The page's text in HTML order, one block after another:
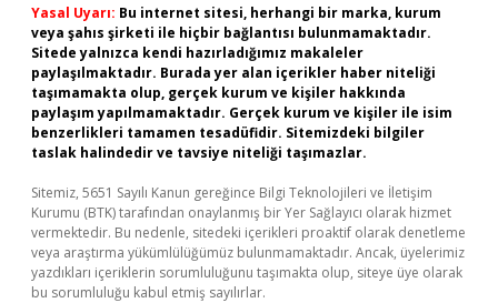
Yasal Uyarı: Bu internet sitesi, herhangi bir marka, kurum
veya şahıs şirketi ile hiçbir bağlantısı bulunmamaktadır.
Sitede yalnızca kendi hazırladığımız makaleler
paylaşılmaktadır. Burada yer alan içerikler haber niteliği
taşımamakta olup, gerçek kurum ve kişiler hakkında
paylaşım yapılmamaktadır. Gerçek kurum ve kişiler ile isim
benzerlikleri tamamen tesadüfidir. Sitemizdeki bilgiler
taslak halindedir ve tavsiye niteliği taşımazlar.
Sitemiz, 5651 Sayılı Kanun gereğince Bilgi Teknolojileri ve İletişim
Kurumu (BTK) tarafından onaylanmış bir Yer Sağlayıcı olarak hizmet
vermektedir. Bu nedenle, sitedeki içerikleri proaktif olarak denetleme
veya araştırma yükümlülüğümüz bulunmamaktadır. Ancak, üyelerimiz
yazdıkları içeriklerin sorumluluğunu taşımakta olup, siteye üye olarak
bu sorumluluğu kabul etmiş sayılırlar.